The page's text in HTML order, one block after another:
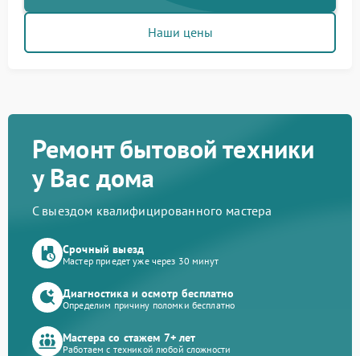
Наши цены
Ремонт бытовой техники
у Вас дома
С выездом квалифицированного мастера
Срочный выезд
Мастер приедет уже через 30 минут
Диагностика и осмотр бесплатно
Определим причину поломки бесплатно
Мастера со стажем 7+ лет
Работаем с техникой любой сложности